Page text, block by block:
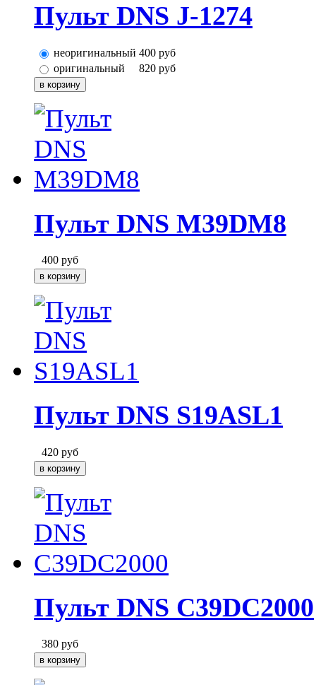
Пульт DNS J-1274
неоригинальный 400 руб
оригинальный
820 руб
Пульт DNS M39DM8
400 руб
Пульт DNS S19ASL1
420 руб
Пульт DNS C39DC2000
380 руб